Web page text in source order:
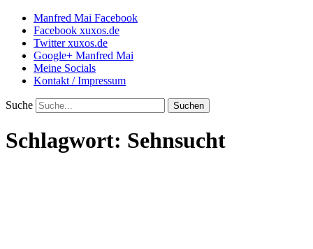
Manfred Mai Facebook
Facebook xuxos.de
Twitter xuxos.de
Google+ Manfred Mai
Meine Socials
Kontakt / Impressum
Suche
Schlagwort: Sehnsucht